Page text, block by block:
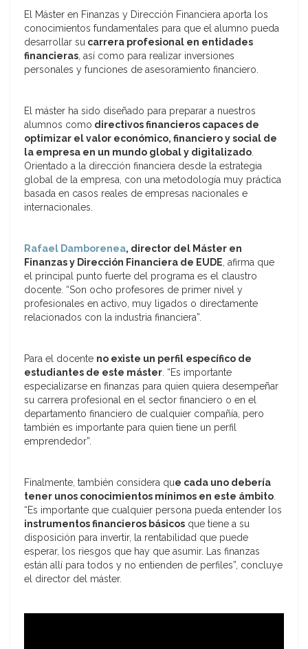
El Máster en Finanzas y Dirección Financiera aporta los
conocimientos fundamentales para que el alumno pueda
desarrollar su carrera profesional en entidades
financieras , así como para realizar inversiones
personales y funciones de asesoramiento financiero.
El máster ha sido diseñado para preparar a nuestros
alumnos como directivos financieros capaces de
optimizar el valor económico, financiero y social de
la empresa en un mundo global y digitalizado
Orientado a la dirección financiera desde la estrategia
global de la empresa, con una metodología muy práctica
basada en casos reales de empresas nacionales e
internacionales.
Rafael Damborenea, director del Máster en
Finanzas y Dirección Financiera de EUDE , afirma que
el principal punto fuerte del programa es el claustro
docente. “Son ocho profesores de primer nivel y
profesionales en activo, muy ligados o directamente
relacionados con la industria financiera”.
Para el docente no existe un perfil específico de
estudiantes de este máster . “Es importante
especializarse en finanzas para quien quiera desempeñar
su carrera profesional en el sector financiero o en el
departamento financiero de cualquier compañía, pero
también es importante para quien tiene un perfil
emprendedor”.
Finalmente, también considera que cada uno debería
tener unos conocimientos mínimos en este ámbito
“Es importante que cualquier persona pueda entender los
instrumentos financieros básicos que tiene a su
disposición para invertir, la rentabilidad que puede
esperar, los riesgos que hay que asumir. Las finanzas
están allí para todos y no entienden de perfiles”, concluye
el director del máster.